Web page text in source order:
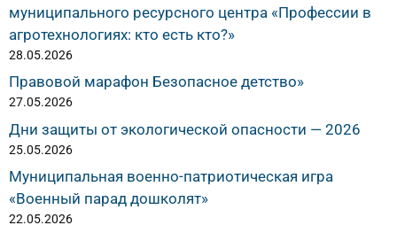
муниципального ресурсного центра «Профессии в
агротехнологиях: кто есть кто?»
28.05.2026
Правовой марафон Безопасное детство»
27.05.2026
Дни защиты от экологической опасности — 2026
25.05.2026
Муниципальная военно-патриотическая игра
«Военный парад дошколят»
22.05.2026